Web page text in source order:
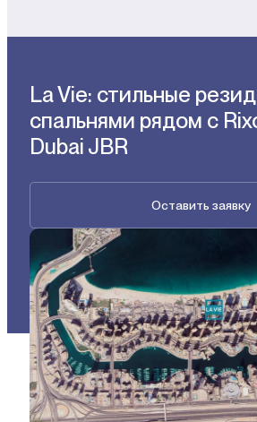
La Vie: стильные
спальнями рядом с
Dubai JBR
Оставить заявку